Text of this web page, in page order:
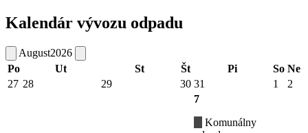
Kalendár vývozu odpadu
August2026
Po
Ut St Št Pi So Ne
27 28 29 30 31 1 2
7
Komunálny